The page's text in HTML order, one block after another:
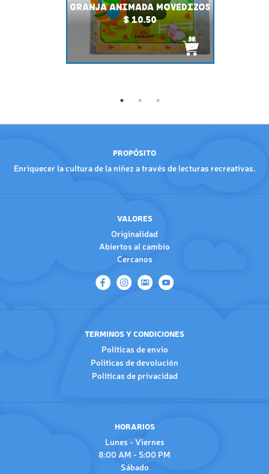
GRANJA ANIMADA MOVEDIZOS
$ 10.50
PROPÓSITO
Enriquecer la cultura de la niñez a través de lecturas recreativas.
VALORES
Originalidad
Abiertos al cambio
Cercanos
TERMINOS Y CONDICIONES
Políticas de envío
Políticas de devolución
Políticas de privacidad
HORARIOS
Lunes - Viernes
8:00 AM - 5:00 PM
Sábado